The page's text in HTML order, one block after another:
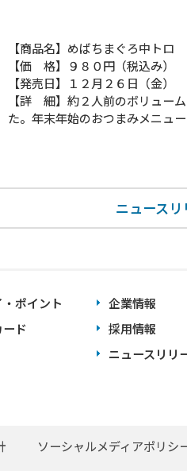
【商品名】めばちまぐろ中トロ
【価 格】９８０円（税込み）
【発売日】１２月２６日（金）
【詳 細】約２人前のボリュー
た。年末年始のおつまみメニュ
ニュース
ポイント
ド
企業情報
採用情報
ニュースリリ
ソーシャルメディアポリシ